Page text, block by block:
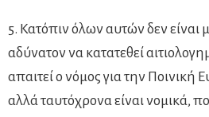
5. Κατόπιν όλων αυτών δεν
αδύνατον να κατατεθεί
απαιτεί ο νόμος για την
αλλά ταυτόχρονα είναι νομικά,